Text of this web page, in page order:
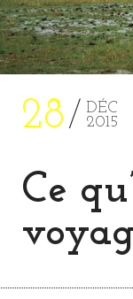
28
DÉC
2015
Ce